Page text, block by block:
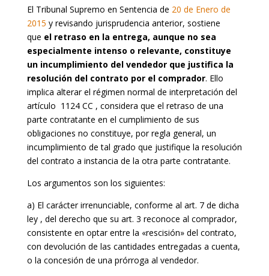
El Tribunal Supremo en Sentencia de 20 de Enero de
2015 y revisando jurisprudencia anterior, sostiene
que el retraso en la entrega, aunque no sea
especialmente intenso o relevante, constituye
un incumplimiento del vendedor que justifica la
resolución del contrato por el comprador. Ello
implica alterar el régimen normal de interpretación del
artículo 1124 CC , considera que el retraso de una
parte contratante en el cumplimiento de sus
obligaciones no constituye, por regla general, un
incumplimiento de tal grado que justifique la resolución
del contrato a instancia de la otra parte contratante.
Los argumentos son los siguientes:
a) El carácter irrenunciable, conforme al art. 7 de dicha
ley , del derecho que su art. 3 reconoce al comprador,
consistente en optar entre la «rescisión» del contrato,
con devolución de las cantidades entregadas a cuenta,
o la concesión de una prórroga al vendedor.